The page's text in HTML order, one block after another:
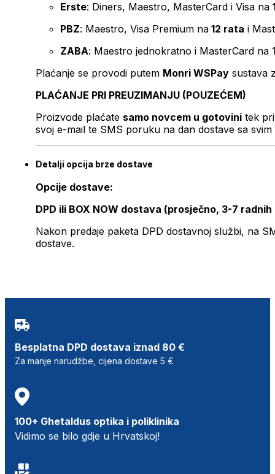
Erste: Diners, Maestro, MasterCard i Visa na
PBZ: Maestro, Visa Premium na 12 rata i
ZABA: Maestro jednokratno i MasterCard na
Plaćanje se provodi putem Monri WSPay sustava
PLAĆANJE PRI PREUZIMANJU (POUZEĆEM)
Proizvode plaćate samo novcem u gotovini tek
svoj e-mail te SMS poruku na dan dostave sa svim
Detalji opcija brze dostave
Opcije dostave:
DPD ili BOX NOW dostava (prosječno, 3-7 radnih
Nakon predaje paketa DPD dostavnoj službi, na
dostave.
Besplatna DPD dostava iznad 80 €
Za manje narudžbe, cijena dostave 5 €
100+ Ghetaldus optika i poliklinika
Vidimo se bilo gdje u Hrvatskoj!